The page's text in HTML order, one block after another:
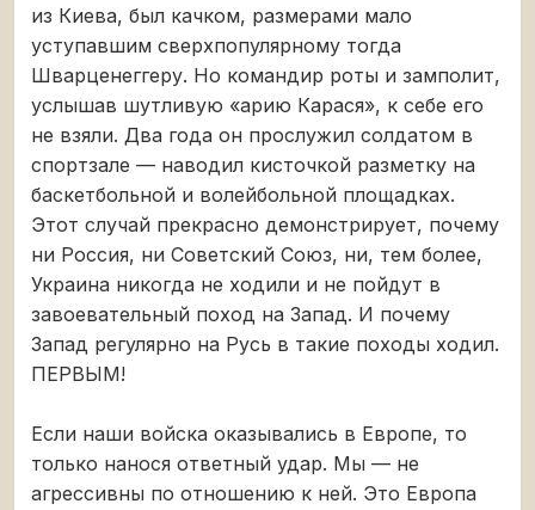
из Киева, был качком, размерами мало
уступавшим сверхпопулярному тогда
Шварценеггеру. Но командир роты и замполит,
услышав шутливую «арию Карася», к себе его
не взяли. Два года он прослужил солдатом в
спортзале — наводил кисточкой разметку на
баскетбольной и волейбольной площадках.
Этот случай прекрасно демонстрирует, почему
ни Россия, ни Советский Союз, ни, тем более,
Украина никогда не ходили и не пойдут в
завоевательный поход на Запад. И почему
Запад регулярно на Русь в такие походы ходил.
ПЕРВЫМ!
Если наши войска оказывались в Европе, то
только нанося ответный удар. Мы — не
агрессивны по отношению к ней. Это Европа